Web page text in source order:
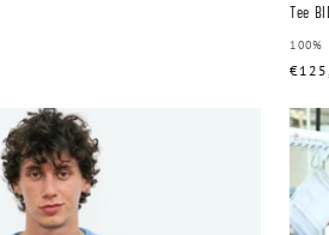
Tee
100%
Prix